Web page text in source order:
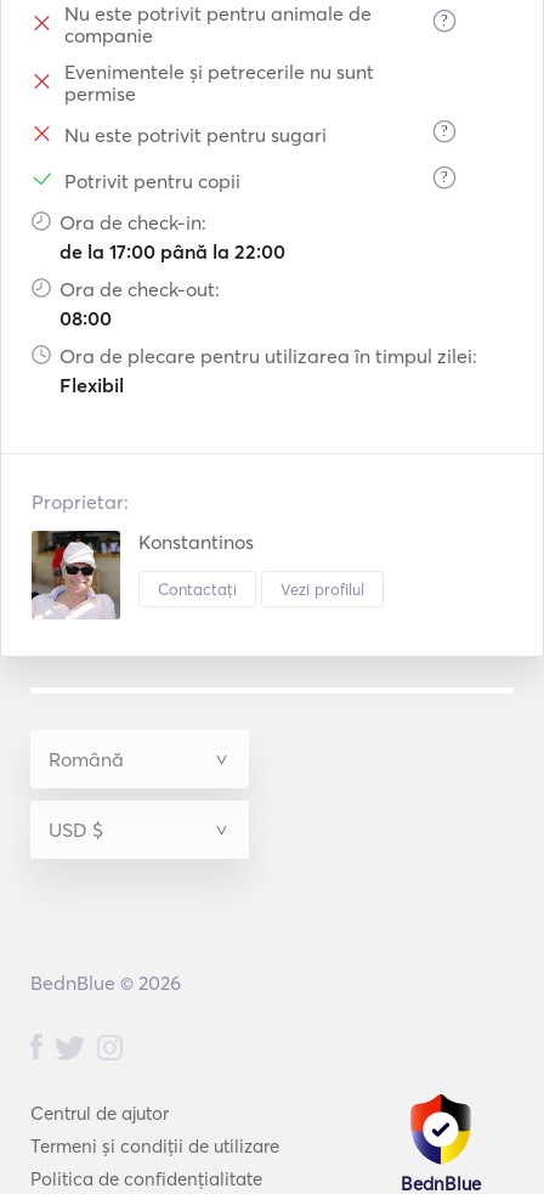
Nu este potrivit pentru animale de
companie
?
Evenimentele și petrecerile nu sunt
permise
Nu este potrivit pentru sugari
?
Potrivit pentru copii ?
Ora de check-in:
de la 17:00 până la 22:00
Ora de check-out:
08:00
Ora de plecare pentru utilizarea în timpul zilei:
Flexibil
Proprietar:
Konstantinos
Contactați Vezi profilul
Centrul de ajutor
Termeni și condiții de utilizare
Politica de confidențialitate
BednBlue
BednBlue © 2026